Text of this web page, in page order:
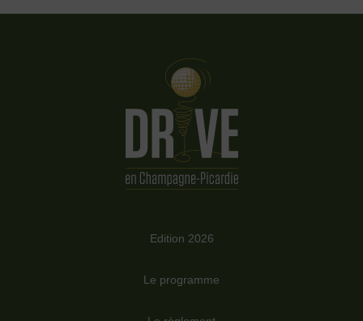
Edition 2026
Le programme